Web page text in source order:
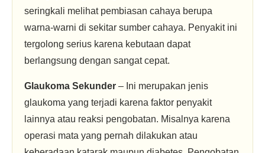
seringkali melihat pembiasan cahaya berupa
warna-warni di sekitar sumber cahaya. Penyakit ini
tergolong serius karena kebutaan dapat
berlangsung dengan sangat cepat.
Glaukoma Sekunder – Ini merupakan jenis
glaukoma yang terjadi karena faktor penyakit
lainnya atau reaksi pengobatan. Misalnya karena
operasi mata yang pernah dilakukan atau